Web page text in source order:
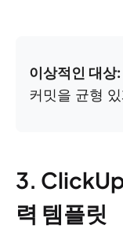
이상적인 대상:
커밋을 균형
3.
력 템플릿